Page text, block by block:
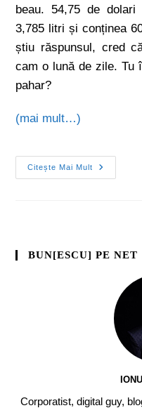
beau. 54,75 de
3,785 litri și conținea
știu răspunsul, cred
cam o lună de zile. Tu
pahar?
(mai mult…)
Citește Mai Mult
BUN[ESCU] PE NET
Corporatist, digital guy,